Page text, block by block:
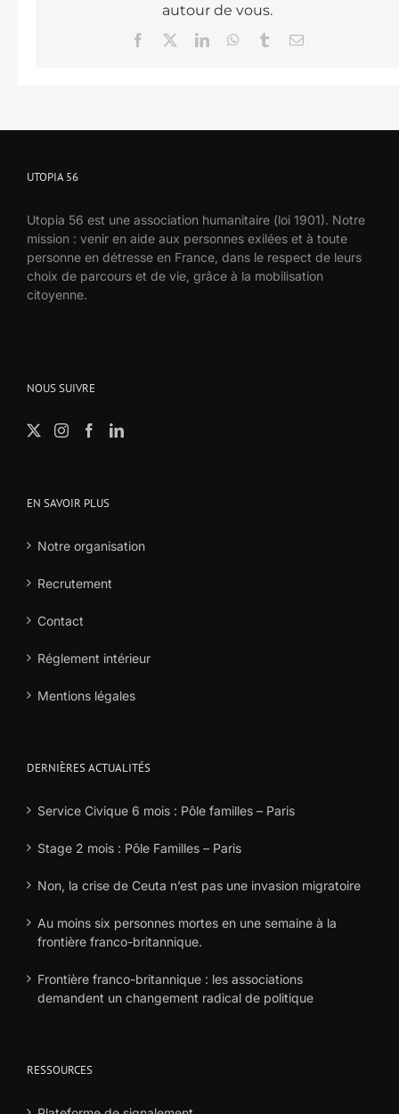
autour de vous.
Facebook LinkedInWhatsAppTumblrEmail
UTOPIA 56
Utopia 56 est une association humanitaire (loi 1901). Notre
mission : venir en aide aux personnes exilées et à toute
personne en détresse en France, dans le respect de leurs
choix de parcours et de vie, grâce à la mobilisation
citoyenne.
NOUS SUIVRE
EN SAVOIR PLUS
Notre organisation
Recrutement
Contact
Réglement intérieur
Mentions légales
DERNIÈRES ACTUALITÉS
Service Civique 6 mois : Pôle familles – Paris
Stage 2 mois : Pôle Familles – Paris
Non, la crise de Ceuta n’est pas une invasion migratoire
Au moins six personnes mortes en une semaine à la
frontière franco-britannique.
Frontière franco-britannique : les associations
demandent un changement radical de politique
RESSOURCES